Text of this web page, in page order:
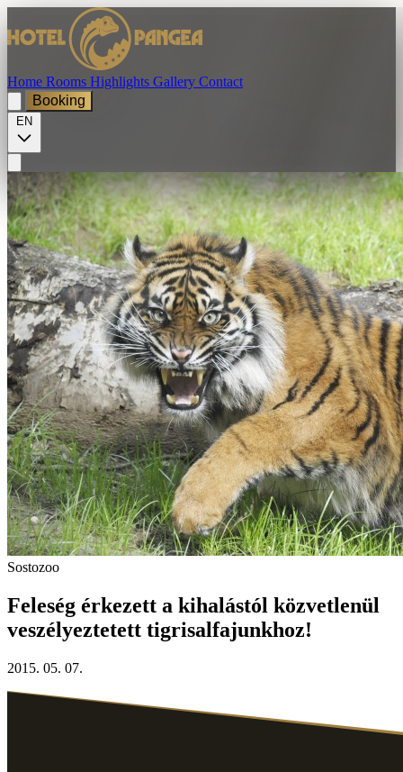
Home Rooms Highlights Gallery Contact
Booking
EN
Sostozoo
Feleség érkezett a kihalástól közvetlenül
veszélyeztetett tigrisalfajunkhoz!
2015. 05. 07.